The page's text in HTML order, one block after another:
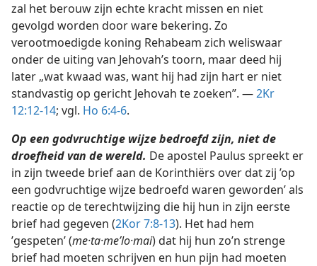
zal het berouw zijn echte kracht missen en niet
gevolgd worden door ware bekering. Zo
verootmoedigde koning Rehabeam zich weliswaar
onder de uiting van Jehovah’s toorn, maar deed hij
later „wat kwaad was, want hij had zijn hart er niet
standvastig op gericht Jehovah te zoeken”. —2Kr
12:12-14; vgl. Ho 6:4-6.
Op een godvruchtige wijze bedroefd zijn, niet de
droefheid van de wereld. De apostel Paulus spreekt er
in zijn tweede brief aan de Korinthiërs over dat zij ’op
een godvruchtige wijze bedroefd waren geworden’ als
reactie op de terechtwijzing die hij hun in zijn eerste
brief had gegeven (2Kor 7:8-13). Het had hem
’gespeten’ (me·ta·meʹlo·mai) dat hij hun zo’n strenge
brief had moeten schrijven en hun pijn had moeten